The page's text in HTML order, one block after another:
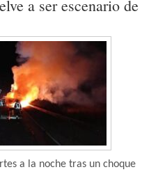
a ser escenario de
a la noche tras un choque